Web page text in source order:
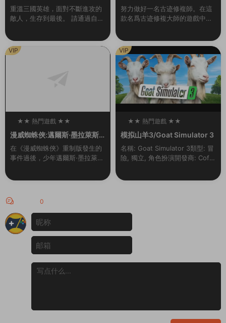
hree Kingdoms（Build.993
0442-1.1）
重溫三國英雄，面對不斷進攻的
敵人，生存到最後。 請通過自己
副官出生入死，再次成爲在曆史
戰場上不斷成長的...
per
努力做好一名古迹修複師。在這
款名爲古迹修複大師的遊戲中你
你将在世界上最偉大的古建築中
選出你要進行修複的那...
★★ 熱門遊戲 ★★
100
漫威蜘蛛俠:邁爾斯·墨拉萊斯
的崛起/Marvel’s Spider-Ma
n: Miles Morales
在《漫威蜘蛛俠》重制版發生的
事件過後，少年邁爾斯·墨拉萊斯
追随導師彼得·帕克的腳步，成爲
激烈的權力鬥争威...
VIP
★★ 熱門遊戲 ★★
100
模拟山羊3/Goat Simulator 3
名稱: Goat Simulator 3類型: 冒
險, 獨立, 角色扮演開發商: Coffe
e Stain ...
VIP
0